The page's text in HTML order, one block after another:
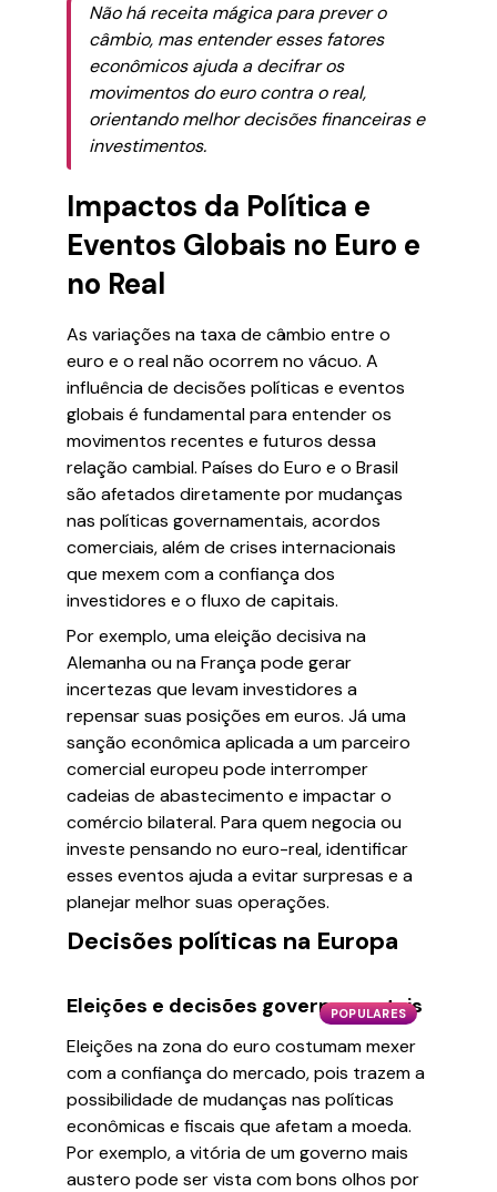
Não há receita mágica para prever o
câmbio, mas entender esses fatores
econômicos ajuda a decifrar os
movimentos do euro contra o real,
orientando melhor decisões financeiras e
investimentos.
Impactos da Política e
Eventos Globais no Euro e
no Real
As variações na taxa de câmbio entre o
euro e o real não ocorrem no vácuo. A
influência de decisões políticas e eventos
globais é fundamental para entender os
movimentos recentes e futuros dessa
relação cambial. Países do Euro e o Brasil
são afetados diretamente por mudanças
nas políticas governamentais, acordos
comerciais, além de crises internacionais
que mexem com a confiança dos
investidores e o fluxo de capitais.
Por exemplo, uma eleição decisiva na
Alemanha ou na França pode gerar
incertezas que levam investidores a
repensar suas posições em euros. Já uma
sanção econômica aplicada a um parceiro
comercial europeu pode interromper
cadeias de abastecimento e impactar o
comércio bilateral. Para quem negocia ou
investe pensando no euro-real, identificar
esses eventos ajuda a evitar surpresas e a
planejar melhor suas operações.
Decisões políticas na Europa
POPULARES
Eleições e decisões governamentais
Eleições na zona do euro costumam mexer
com a confiança do mercado, pois trazem a
possibilidade de mudanças nas políticas
econômicas e fiscais que afetam a moeda.
Por exemplo, a vitória de um governo mais
austero pode ser vista com bons olhos por